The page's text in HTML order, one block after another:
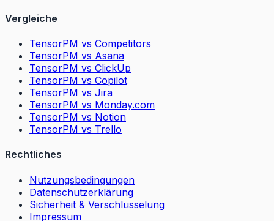
Vergleiche
TensorPM vs Competitors
TensorPM vs Asana
TensorPM vs ClickUp
TensorPM vs Copilot
TensorPM vs Jira
TensorPM vs Monday.com
TensorPM vs Notion
TensorPM vs Trello
Rechtliches
Nutzungsbedingungen
Datenschutzerklärung
Sicherheit & Verschlüsselung
Impressum